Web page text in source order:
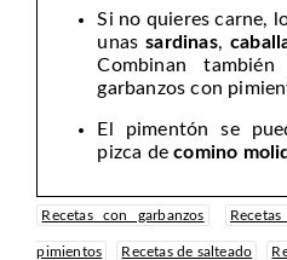
Si no quieres carne,
unassardinas,
Combinan
garbanzos con
El pimentón se
pizca decomino
Recetas con garbanzos
pimientos Recetas de salteado